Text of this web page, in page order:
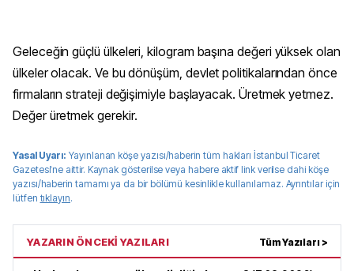
Geleceğin güçlü ülkeleri, kilogram başına değeri yüksek olan
ülkeler olacak. Ve bu dönüşüm, devlet politikalarından önce
firmaların strateji değişimiyle başlayacak. Üretmek yetmez.
Değer üretmek gerekir.
Yasal Uyarı: Yayınlanan köşe yazısı/haberin tüm haklarıİstanbul Ticaret
Gazetesi'ne aittir. Kaynak gösterilse veya habere aktif link verilse dahi köşe
yazısı/haberin tamamı ya da bir bölümü kesinlikle kullanılamaz. Ayrıntılar için
lütfen tıklayın.
YAZARIN ÖNCEKİ YAZILARI Tüm Yazıları >